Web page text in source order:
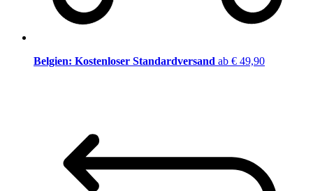
Belgien: Kostenloser Standardversand ab € 49,90